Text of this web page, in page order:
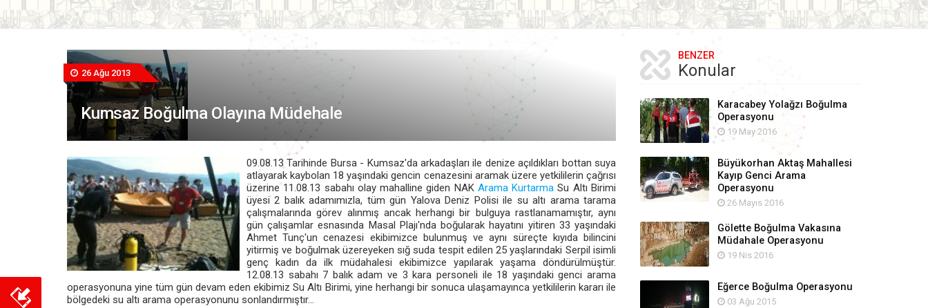
26 Ağu 2013
Kumsaz Boğulma Olayına Müdehale
09.08.13 Tarihinde Bursa - Kumsaz'da arkadaşları ile denize açıldıkları bottan suya
atlayarak kaybolan 18 yaşındaki gencin cenazesini aramak üzere yetkililerin çağrısı
üzerine 11.08.13 sabahı olay mahalline giden NAK Arama Kurtarma Su Altı Birimi
üyesi 2 balık adamımızla, tüm gün Yalova Deniz Polisi ile su altı arama tarama
çalışmalarında görev alınmış ancak herhangi bir bulguya rastlanamamıştır, aynı
gün çalışamlar esnasında Masal Plajı'nda boğularak hayatını yitiren 33 yaşındaki
Ahmet Tunç'un cenazesi ekibimizce bulunmuş ve aynı süreçte kıyıda bilincini
yitirmiş ve boğulmak üzereyeken sığ suda tespit edilen 25 yaşlarındaki Serpil isimli
genç kadın da ilk müdahalesi ekibimizce yapılarak yaşama döndürülmüştür.
12.08.13 sabahı 7 balık adam ve 3 kara personeli ile 18 yaşındaki genci arama
operasyonuna yine tüm gün devam eden ekibimiz Su Altı Birimi, yine herhangi bir sonuca ulaşamayınca yetkililerin kararı ile
bölgedeki su altı arama operasyonunu sonlandırmıştır...
BENZER
Konular
Karacabey Yolağzı Boğulma
Operasyonu
19 May 2016
Büyükorhan Aktaş Mahallesi
Kayıp Genci Arama
Operasyonu
26 Mayıs 2016
Gölette Boğulma Vakasına
Müdahale Operasyonu
19 Nis 2016
Eğerce Boğulma Operasyonu
03 Ağu 2015